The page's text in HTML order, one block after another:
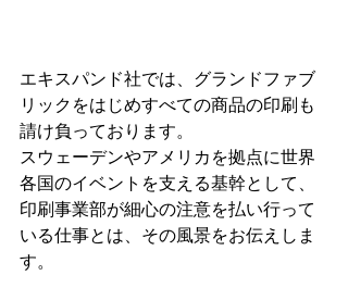
エキスパンド社では、グランドファブ
リックをはじめすべての商品の印刷も
請け負っております。
スウェーデンやアメリカを拠点に世界
各国のイベントを支える基幹として、
印刷事業部が細心の注意を払い行って
いる仕事とは、その風景をお伝えしま
す。